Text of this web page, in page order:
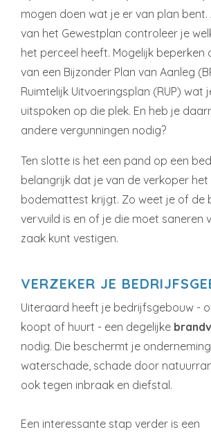
mogen doen wat je er van plan bent.
van het Gewestplan controleer je
het perceel heeft. Mogelijk beperken
van een Bijzonder Plan van Aanleg
Ruimtelijk Uitvoeringsplan (RUP) wat
uitspoken op die plek. En heb je
andere vergunningen nodig?
Ten slotte is het een pand op een
belangrijk dat je van de verkoper
bodemattest krijgt. Zo weet je of de
vervuild is en of je die moet saneren
zaak kunt vestigen.
VERZEKER JE
Uiteraard heeft je bedrijfsgebouw -
koopt of huurt - een degelijke
nodig. Die beschermt je
waterschade, schade door
ook tegen inbraak en diefstal.
Een interessante stap verder is een